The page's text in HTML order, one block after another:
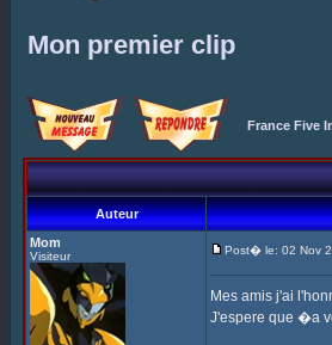
Mon premier clip
France Five
Auteur
Mom
Visiteur Post� le: 02 Nov
Mes amis j'ai
J'espere que �a